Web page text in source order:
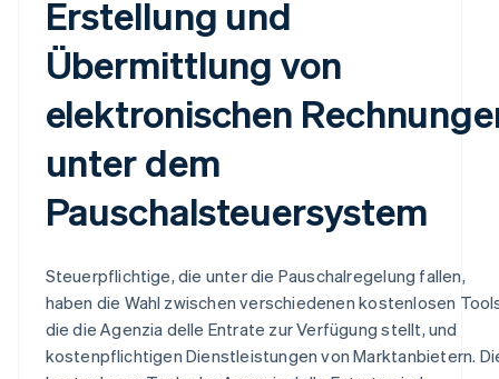
Erstellung und
Übermittlung von
elektronischen
unter dem
Pauschalsteuersystem
Steuerpflichtige, die unter die Pauschalregelung fallen,
haben die Wahl zwischen verschiedenen kostenlosen
die die Agenzia delle Entrate zur Verfügung stellt, und
kostenpflichtigen Dienstleistungen von Marktanbietern.